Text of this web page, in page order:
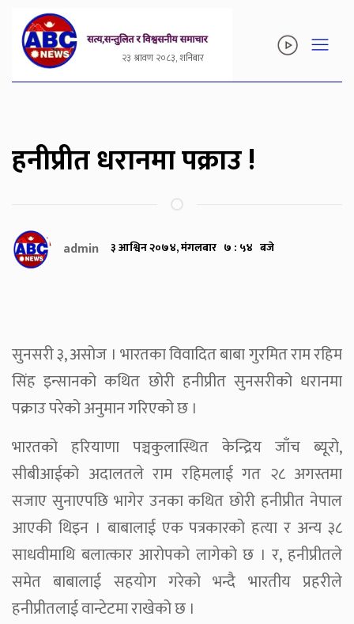
२३ श्रावण २०८३, शनिबार
हनीप्रीत धरानमा पक्राउ !
admin ३ आश्विन २०७४, मंगलबार ७ : ५४ बजे
सुनसरी ३, असोज । भारतका विवादित बाबा गुरमित राम रहिम
सिंह इन्सानको कथित छोरी हनीप्रीत सुनसरीको धरानमा
पक्राउ परेको अनुमान गरिएको छ ।
भारतको हरियाणा पञ्चकुलास्थित केन्द्रिय जाँच ब्यूरो,
सीबीआईको अदालतले राम रहिमलाई गत २८ अगस्तमा
सजाए सुनाएपछि भागेर उनका कथित छोरी हनीप्रीत नेपाल
आएकी थिइन । बाबालाई एक पत्रकारको हत्या र अन्य ३८
साधवीमाथि बलात्कार आरोपको लागेको छ । र, हनीप्रीतले
समेत बाबालाई सहयोग गरेको भन्दै भारतीय प्रहरीले
हनीप्रीतलाई वान्टेटमा राखेको छ ।